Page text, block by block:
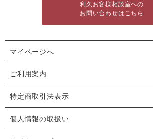
利久お客様相談室への
お問い合わせはこちら
マイページへ
ご利用案内
特定商取引法表示
個人情報の取扱い